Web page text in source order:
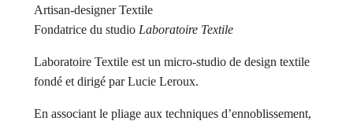
Artisan-designer Textile
Fondatrice du studio Laboratoire Textile
Laboratoire Textile est un micro-studio de design textile
fondé et dirigé par Lucie Leroux.
En associant le pliage aux techniques d’ennoblissement,